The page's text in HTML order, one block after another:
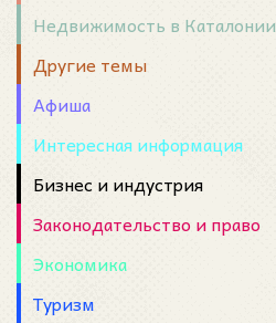
Недвижимость в Каталонии
Другие темы
Афиша
Интересная информация
Бизнес и индустрия
Законодательство и право
Экономика
Туризм